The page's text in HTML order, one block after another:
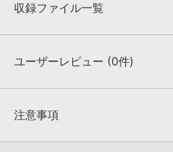
収録ファイル一覧
収録ファイル一覧
ユーザーレビュー (0件)
★★★★★
注意事項